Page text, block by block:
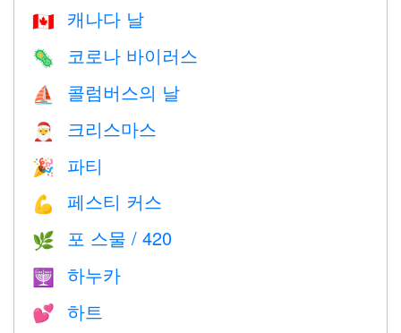
🇨🇦 캐나다 날
🦠 코로나 바이러스
⛵️ 콜럼버스의 날
🎅 크리스마스
🎉 파티
💪 페스티 커스
🌿 포 스물 / 420
🕎 하누카
💕 하트